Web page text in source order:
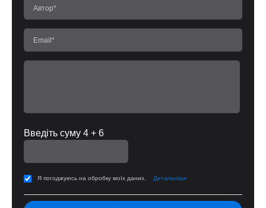
Введіть суму 4 + 6
Я погоджуюсь на обробку моїх даних. Детальніше